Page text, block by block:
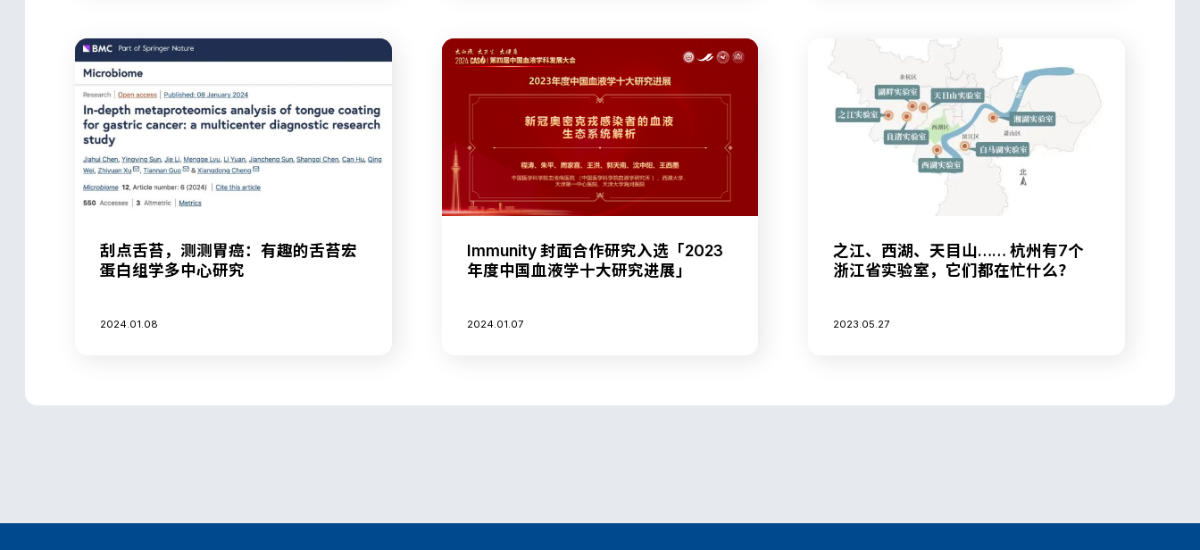
刮点舌苔，测测胃癌：有趣的舌苔宏
蛋白组学多中心研究
2024.01.08
Immunity 封面合作研究入选「2023
年度中国血液学十大研究进展」
2024.01.07
之江、西湖、天目山…… 杭州有7个
浙江省实验室，它们都在忙什么？
2023.05.27